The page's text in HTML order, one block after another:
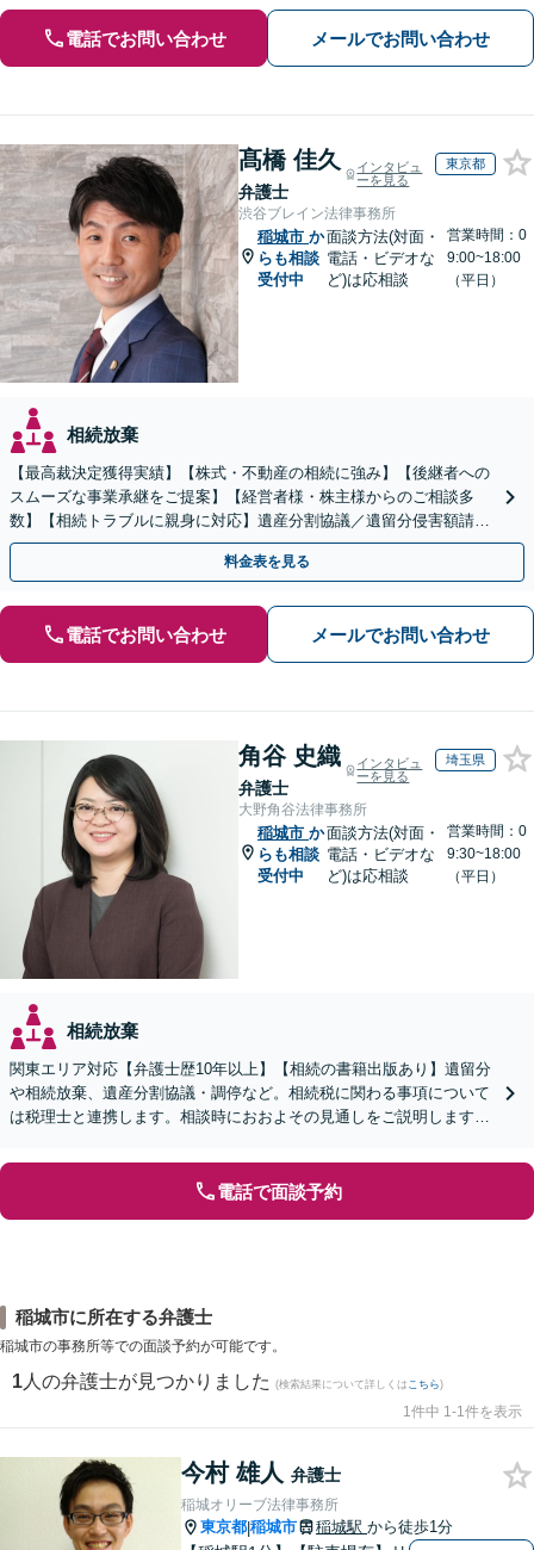
電話でお問い合わせ メールでお問い合わせ
髙橋 佳久
弁護士
インタビュ
ーを見る
東京都
渋谷ブレイン法律事務所
稲城市 か
らも相談
受付中
面談方法(対面・
電話・ビデオな
ど)は応相談
営業時間：0
9:00~18:00
（平日）
相続放棄
【最高裁決定獲得実績】【株式・不動産の相続に強み】【後継者への
スムーズな事業承継をご提案】【経営者様・株主様からのご相談多
数】【相続トラブルに親身に対応】遺産分割協議／遺留分侵害額請求
／遺言書作成も丁寧に対応【40分相談無料】【渋谷駅3分】
料金表を見る
電話でお問い合わせ メールでお問い合わせ
角谷 史織
弁護士
インタビュ
ーを見る
埼玉県
大野角谷法律事務所
稲城市 か
らも相談
受付中
面談方法(対面・
電話・ビデオな
ど)は応相談
営業時間：0
9:30~18:00
（平日）
相続放棄
関東エリア対応【弁護士歴10年以上】【相続の書籍出版あり】遺留分
や相続放棄、遺産分割協議・調停など。相続税に関わる事項について
は税理士と連携します。相談時におおよその見通しをご説明します
電話で面談予約
稲城市に所在する弁護士
稲城市の事務所等での面談予約が可能です。
1 人の弁護士が見つかりました (検索結果について詳しくは こちら)
1件中 1-1件を表示
今村 雄人 弁護士
稲城オリーブ法律事務所
東京都|稲城市 稲城駅 から徒歩1分